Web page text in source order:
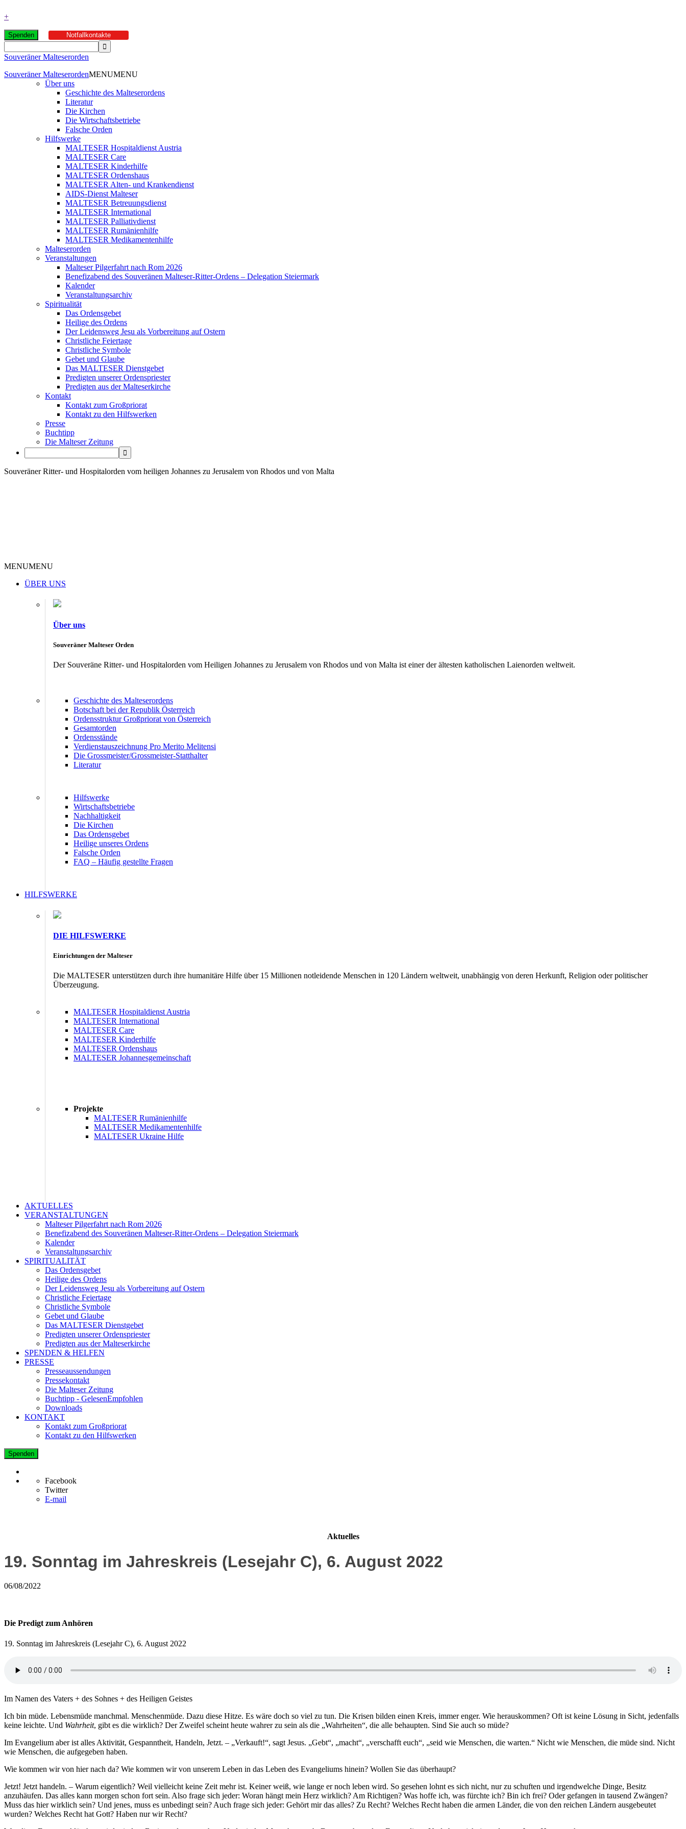
+
Spenden Notfallkontakte
Souveräner Malteserorden
Souveräner MalteserordenMENUMENU
Über uns
Geschichte des Malteserordens
Literatur
Die Kirchen
Die Wirtschaftsbetriebe
Falsche Orden
Hilfswerke
MALTESER Hospitaldienst Austria
MALTESER Care
MALTESER Kinderhilfe
MALTESER Ordenshaus
MALTESER Alten- und Krankendienst
AIDS-Dienst Malteser
MALTESER Betreuungsdienst
MALTESER International
MALTESER Palliativdienst
MALTESER Rumänienhilfe
MALTESER Medikamentenhilfe
Malteserorden
Veranstaltungen
Malteser Pilgerfahrt nach Rom 2026
Benefizabend des Souveränen Malteser-Ritter-Ordens – Delegation Steiermark
Kalender
Veranstaltungsarchiv
Spiritualität
Das Ordensgebet
Heilige des Ordens
Der Leidensweg Jesu als Vorbereitung auf Ostern
Christliche Feiertage
Christliche Symbole
Gebet und Glaube
Das MALTESER Dienstgebet
Predigten unserer Ordenspriester
Predigten aus der Malteserkirche
Kontakt
Kontakt zum Großpriorat
Kontakt zu den Hilfswerken
Presse
Buchtipp
Die Malteser Zeitung
Souveräner Ritter- und Hospitalorden vom heiligen Johannes zu Jerusalem von Rhodos und von Malta
MENUMENU
ÜBER UNS
Über uns
Souveräner Malteser Orden
Der Souveräne Ritter- und Hospitalorden vom Heiligen Johannes zu Jerusalem von Rhodos und von Malta ist einer der ältesten katholischen Laienorden weltweit.
Geschichte des Malteserordens
Botschaft bei der Republik Österreich
Ordensstruktur Großpriorat von Österreich
Gesamtorden
Ordensstände
Verdienstauszeichnung Pro Merito Melitensi
Die Grossmeister/Grossmeister-Statthalter
Literatur
Hilfswerke
Wirtschaftsbetriebe
Nachhaltigkeit
Die Kirchen
Das Ordensgebet
Heilige unseres Ordens
Falsche Orden
FAQ – Häufig gestellte Fragen
HILFSWERKE
DIE HILFSWERKE
Einrichtungen der Malteser
Die MALTESER unterstützen durch ihre humanitäre Hilfe über 15 Millionen notleidende Menschen in 120 Ländern weltweit, unabhängig von deren Herkunft, Religion oder politischer
Überzeugung.
MALTESER Hospitaldienst Austria
MALTESER International
MALTESER Care
MALTESER Kinderhilfe
MALTESER Ordenshaus
MALTESER Johannesgemeinschaft
Projekte
MALTESER Rumänienhilfe
MALTESER Medikamentenhilfe
MALTESER Ukraine Hilfe
AKTUELLES
VERANSTALTUNGEN
Malteser Pilgerfahrt nach Rom 2026
Benefizabend des Souveränen Malteser-Ritter-Ordens – Delegation Steiermark
Kalender
Veranstaltungsarchiv
SPIRITUALITÄT
Das Ordensgebet
Heilige des Ordens
Der Leidensweg Jesu als Vorbereitung auf Ostern
Christliche Feiertage
Christliche Symbole
Gebet und Glaube
Das MALTESER Dienstgebet
Predigten unserer Ordenspriester
Predigten aus der Malteserkirche
SPENDEN & HELFEN
PRESSE
Presseaussendungen
Pressekontakt
Die Malteser Zeitung
Buchtipp - GelesenEmpfohlen
Downloads
KONTAKT
Kontakt zum Großpriorat
Kontakt zu den Hilfswerken
Spenden
Facebook
Twitter
E-mail
Aktuelles
19. Sonntag im Jahreskreis (Lesejahr C), 6. August 2022
06/08/2022
Die Predigt zum Anhören
19. Sonntag im Jahreskreis (Lesejahr C), 6. August 2022
Im Namen des Vaters + des Sohnes + des Heiligen Geistes
Ich bin müde. Lebensmüde manchmal. Menschenmüde. Dazu diese Hitze. Es wäre doch so viel zu tun. Die Krisen bilden einen Kreis, immer enger. Wie herauskommen? Oft ist keine Lösung in Sicht, jedenfalls
keine leichte. Und Wahrheit, gibt es die wirklich? Der Zweifel scheint heute wahrer zu sein als die „Wahrheiten“, die alle behaupten. Sind Sie auch so müde?
Im Evangelium aber ist alles Aktivität, Gespanntheit, Handeln, Jetzt. – „Verkauft!“, sagt Jesus. „Gebt“, „macht“, „verschafft euch“, „seid wie Menschen, die warten.“ Nicht wie Menschen, die müde sind. Nicht
wie Menschen, die aufgegeben haben.
Wie kommen wir von hier nach da? Wie kommen wir von unserem Leben in das Leben des Evangeliums hinein? Wollen Sie das überhaupt?
Jetzt! Jetzt handeln. – Warum eigentlich? Weil vielleicht keine Zeit mehr ist. Keiner weiß, wie lange er noch leben wird. So gesehen lohnt es sich nicht, nur zu schuften und irgendwelche Dinge, Besitz
anzuhäufen. Das alles kann morgen schon fort sein. Also frage sich jeder: Woran hängt mein Herz wirklich? Am Richtigen? Was hoffe ich, was fürchte ich? Bin ich frei? Oder gefangen in tausend Zwängen?
Muss das hier wirklich sein? Und jenes, muss es unbedingt sein? Auch frage sich jeder: Gehört mir das alles? Zu Recht? Welches Recht haben die armen Länder, die von den reichen Ländern ausgebeutet
wurden? Welches Recht hat Gott? Haben nur wir Recht?